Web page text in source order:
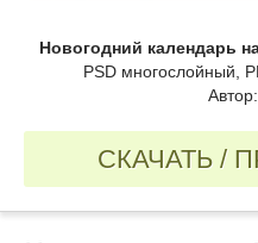
Новогодний календарь
PSD многослойный,
СКАЧАТЬ /